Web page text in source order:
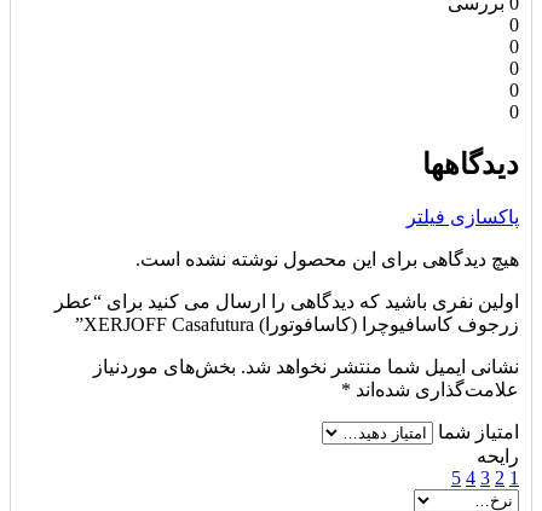
0
0
0
0
0
دیدگاهها
پاکسازی فیلتر
هیچ دیدگاهی برای این محصول نوشته نشده است.
اولین نفری باشید که دیدگاهی را ارسال می کنید برای “عطر
زرجوف کاسافیوچرا (کاسافوتورا) XERJOFF Casafutura”
نشانی ایمیل شما منتشر نخواهد شد. بخش‌های موردنیاز
علامت‌گذاری شده‌اند *
امتیاز شما
رایحه
1
2
3
4
5